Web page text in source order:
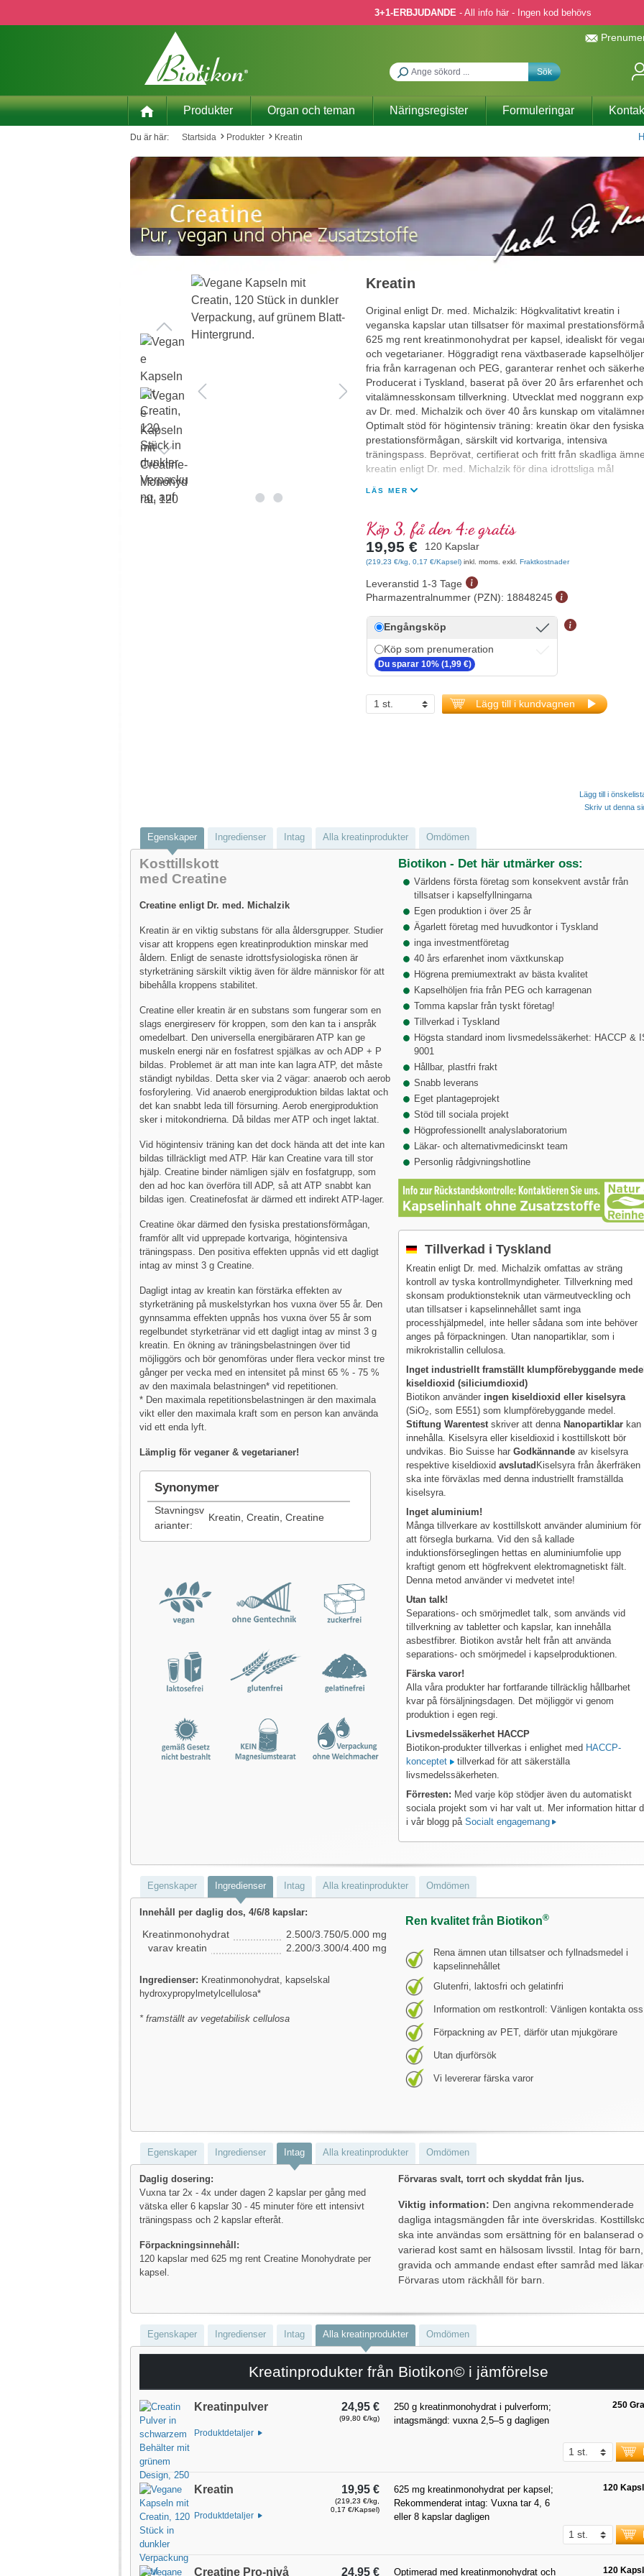
3+1-ERBJUDANDE - All info här - Ingen kod behövs
Sök
Produkter Organ och teman Näringsregister Formuleringar
Du är här: Startsida Produkter Kreatin
Kreatin
Original enligt Dr. med. Michalzik: Högkvalitativt kreatin i
veganska kapslar utan tillsatser för maximal
625 mg rent kreatinmonohydrat per kapsel, idealiskt för
och vegetarianer. Höggradigt rena växtbaserade
fria från karragenan och PEG, garanterar renhet och
Producerat i Tyskland, baserat på över 20 års erfarenhet och
vitalämnesskonsam tillverkning. Utvecklat med noggrann
av Dr. med. Michalzik och över 40 års kunskap om
Optimalt stöd för högintensiv träning: kreatin ökar den fysiska
prestationsförmågan, särskilt vid kortvariga, intensiva
träningspass. Beprövat, certifierat och fritt från skadliga
kreatin enligt Dr. med. Michalzik för dina idrottsliga mål
LÄS MER
Köp 3, få den 4:e gratis
19,95 € 120 Kapslar
(219,23 €/kg, 0,17 €/Kapsel) inkl. moms. exkl. Fraktkostnader
Leveranstid 1-3 Tage
Pharmazentralnummer (PZN): 18848245
Engångsköp
Köp som prenumeration
Du sparar 10% (1,99 €)
Lägg till i kundvagnen
Lägg till i
Skriv ut denna
Egenskaper Ingredienser Intag Alla kreatinprodukter Omdömen
Kosttillskott
med Creatine
Creatine enligt Dr. med. Michalzik
Kreatin är en viktig substans för alla åldersgrupper. Studier
visar att kroppens egen kreatinproduktion minskar med
åldern. Enligt de senaste idrottsfysiologiska rönen är
styrketräning särskilt viktig även för äldre människor för att
bibehålla kroppens stabilitet.
Creatine eller kreatin är en substans som fungerar som en
slags energireserv för kroppen, som den kan ta i anspråk
omedelbart. Den universella energibäraren ATP kan ge
muskeln energi när en fosfatrest spjälkas av och ADP + P
bildas. Problemet är att man inte kan lagra ATP, det måste
ständigt nybildas. Detta sker via 2 vägar: anaerob och aerob
fosforylering. Vid anaerob energiproduktion bildas laktat och
det kan snabbt leda till försurning. Aerob energiproduktion
sker i mitokondrierna. Då bildas mer ATP och inget laktat.
Vid högintensiv träning kan det dock hända att det inte kan
bildas tillräckligt med ATP. Här kan Creatine vara till stor
hjälp. Creatine binder nämligen själv en fosfatgrupp, som
den ad hoc kan överföra till ADP, så att ATP snabbt kan
bildas igen. Creatinefosfat är därmed ett indirekt ATP-lager.
Creatine ökar därmed den fysiska prestationsförmågan,
framför allt vid upprepade kortvariga, högintensiva
träningspass. Den positiva effekten uppnås vid ett dagligt
intag av minst 3 g Creatine.
Dagligt intag av kreatin kan förstärka effekten av
styrketräning på muskelstyrkan hos vuxna över 55 år. Den
gynnsamma effekten uppnås hos vuxna över 55 år som
regelbundet styrketränar vid ett dagligt intag av minst 3 g
kreatin. En ökning av träningsbelastningen över tid
möjliggörs och bör genomföras under flera veckor minst tre
gånger per vecka med en intensitet på minst 65 % - 75 %
av den maximala belastningen* vid repetitionen.
* Den maximala repetitionsbelastningen är den maximala
vikt eller den maximala kraft som en person kan använda
vid ett enda lyft.
Lämplig för veganer & vegetarianer!
Synonymer
Stavningsv
arianter:
Kreatin, Creatin, Creatine
Biotikon - Det här utmärker oss:
Världens första företag som konsekvent avstår från
tillsatser i kapselfyllningarna
Egen produktion i över 25 år
Ägarlett företag med huvudkontor i Tyskland
inga investmentföretag
40 års erfarenhet inom växtkunskap
Högrena premiumextrakt av bästa kvalitet
Kapselhöljen fria från PEG och karragenan
Tomma kapslar från tyskt företag!
Tillverkad i Tyskland
Högsta standard inom livsmedelssäkerhet: HACCP &
9001
Hållbar, plastfri frakt
Snabb leverans
Eget plantageprojekt
Stöd till sociala projekt
Högprofessionellt analyslaboratorium
Läkar- och alternativmedicinskt team
Personlig rådgivningshotline
Tillverkad i Tyskland
Kreatin enligt Dr. med. Michalzik omfattas av sträng
kontroll av tyska kontrollmyndigheter. Tillverkning med
skonsam produktionsteknik utan värmeutveckling och
utan tillsatser i kapselinnehållet samt inga
processhjälpmedel, inte heller sådana som inte behöver
anges på förpackningen. Utan nanopartiklar, som i
mikrokristallin cellulosa.
Inget industriellt framställt klumpförebyggande
kiseldioxid (siliciumdioxid)
Biotikon använder ingen kiseldioxid eller kiselsyra
(SiO2
, som E551) som klumpförebyggande medel.
Stiftung Warentest skriver att denna Nanopartiklar kan
innehålla. Kiselsyra eller kiseldioxid i kosttillskott bör
undvikas. Bio Suisse harGodkännande av kiselsyra
respektive kiseldioxidavslutad Kiselsyra från åkerfräken
ska inte förväxlas med denna industriellt framställda
kiselsyra.
Inget aluminium!
Många tillverkare av kosttillskott använder aluminium för
att försegla burkarna. Vid den så kallade
induktionsförseglingen hettas en aluminiumfolie upp
kraftigt genom ett högfrekvent elektromagnetiskt fält.
Denna metod använder vi medvetet inte!
Utan talk!
Separations- och smörjmedlet talk, som används vid
tillverkning av tabletter och kapslar, kan innehålla
asbestfibrer. Biotikon avstår helt från att använda
separations- och smörjmedel i kapselproduktionen.
Färska varor!
Alla våra produkter har fortfarande tillräcklig hållbarhet
kvar på försäljningsdagen. Det möjliggör vi genom
produktion i egen regi.
Livsmedelssäkerhet HACCP
Biotikon-produkter tillverkas i enlighet med HACCP-
konceptet
tillverkad för att säkerställa
livsmedelssäkerheten.
Förresten: Med varje köp stödjer även du automatiskt
sociala projekt som vi har valt ut. Mer information hittar
i vår blogg påSocialt engagemang
Egenskaper Ingredienser Intag Alla kreatinprodukter Omdömen
Innehåll per daglig dos, 4/6/8 kapslar:
Kreatinmonohydrat
2.500/3.750/5.000 mg
varav kreatin
2.200/3.300/4.400 mg
Ingredienser: Kreatinmonohydrat, kapselskal
hydroxypropylmetylcellulosa*
* framställt av vegetabilisk cellulosa
Ren kvalitet från Biotikon®
Rena ämnen utan tillsatser och fyllnadsmedel i
kapselinnehållet
Glutenfri, laktosfri och gelatinfri
Information om restkontroll: Vänligen kontakta
Förpackning av PET, därför utan mjukgörare
Utan djurförsök
Vi levererar färska varor
Egenskaper Ingredienser Intag Alla kreatinprodukter Omdömen
Daglig dosering:
Vuxna tar 2x - 4x under dagen 2 kapslar per gång med
vätska eller 6 kapslar 30 - 45 minuter före ett intensivt
träningspass och 2 kapslar efteråt.
Förpackningsinnehåll:
120 kapslar med 625 mg rent Creatine Monohydrate per
kapsel.
Förvaras svalt, torrt och skyddat från ljus.
Viktig information: Den angivna rekommenderade
dagliga intagsmängden får inte överskridas.
ska inte användas som ersättning för en balanserad
varierad kost samt en hälsosam livsstil. Intag för barn,
gravida och ammande endast efter samråd med
Förvaras utom räckhåll för barn.
Egenskaper Ingredienser Intag Alla kreatinprodukter Omdömen
Kreatinprodukter från Biotikon© i jämförelse
Kreatinpulver
Produktdetaljer
24,95 €
(99,80 €/kg)
250 g kreatinmonohydrat i pulverform;
intagsmängd: vuxna 2,5–5 g dagligen
250
Kreatin
Produktdetaljer
19,95 €
(219,23 €/kg,
0,17 €/Kapsel)
625 mg kreatinmonohydrat per kapsel;
Rekommenderat intag: Vuxna tar 4, 6
eller 8 kapslar dagligen
120
Creatine Pro-nivå 24,95 € Optimerad med kreatinmonohydrat och 120